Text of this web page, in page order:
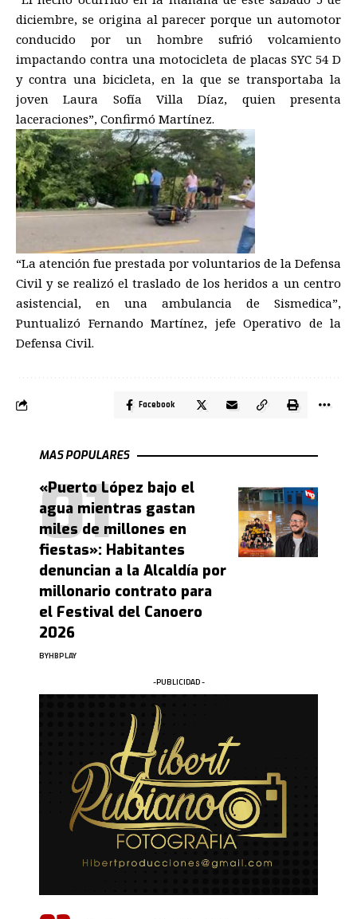
diciembre, se origina al parecer porque un automotor
conducido por un hombre sufrió volcamiento
impactando contra una motocicleta de placas SYC 54 D
y contra una bicicleta, en la que se transportaba la
joven Laura Sofía Villa Díaz, quien presenta
laceraciones”, Confirmó Martínez.
“La atención fue prestada por voluntarios de la Defensa
Civil y se realizó el traslado de los heridos a un centro
asistencial, en una ambulancia de Sismedica”,
Puntualizó Fernando Martínez, jefe Operativo de la
Defensa Civil.
Facebook
MAS POPULARES
«Puerto López bajo el
agua mientras gastan
miles de millones en
fiestas»: Habitantes
denuncian a la Alcaldía por
millonario contrato para
el Festival del Canoero
2026
BYHBPLAY
-PUBLICIDAD -